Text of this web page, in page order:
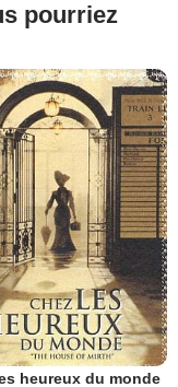
pourriez
heureux du monde